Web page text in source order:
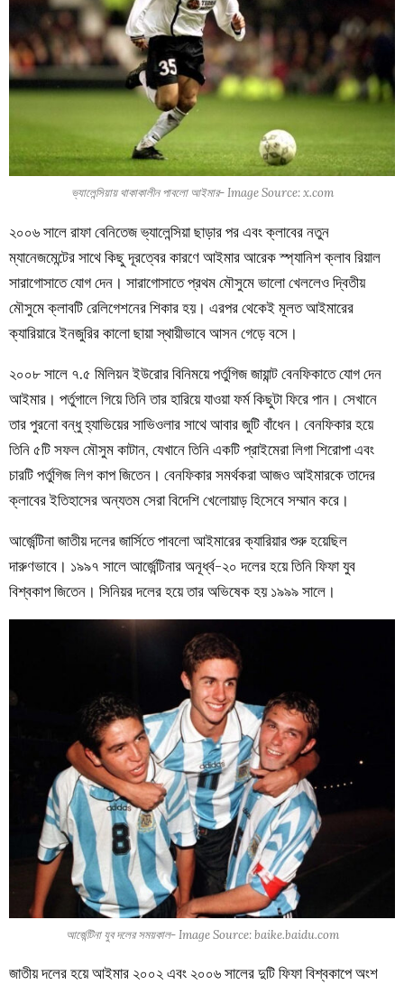
ভ্যালেন্সিয়ায় থাকাকালীন পাবলো আইমার- Image Source: x.com
২০০৬ সালে রাফা বেনিতেজ ভ্যালেন্সিয়া ছাড়ার পর এবং ক্লাবের নতুন
ম্যানেজমেন্টের সাথে কিছু দূরত্বের কারণে আইমার আরেক স্প্যানিশ ক্লাব রিয়াল
সারাগোসাতে যোগ দেন। সারাগোসাতে প্রথম মৌসুমে ভালো খেললেও দ্বিতীয়
মৌসুমে ক্লাবটি রেলিগেশনের শিকার হয়। এরপর থেকেই মূলত আইমারের
ক্যারিয়ারে ইনজুরির কালো ছায়া স্থায়ীভাবে আসন গেড়ে বসে।
২০০৮ সালে ৭.৫ মিলিয়ন ইউরোর বিনিময়ে পর্তুগিজ জায়ান্ট বেনফিকাতে যোগ দেন
আইমার। পর্তুগালে গিয়ে তিনি তার হারিয়ে যাওয়া ফর্ম কিছুটা ফিরে পান। সেখানে
তার পুরনো বন্ধু হ্যাভিয়ের সাভিওলার সাথে আবার জুটি বাঁধেন। বেনফিকার হয়ে
তিনি ৫টি সফল মৌসুম কাটান, যেখানে তিনি একটি প্রাইমেরা লিগা শিরোপা এবং
চারটি পর্তুগিজ লিগ কাপ জিতেন। বেনফিকার সমর্থকরা আজও আইমারকে তাদের
ক্লাবের ইতিহাসের অন্যতম সেরা বিদেশি খেলোয়াড় হিসেবে সম্মান করে।
আর্জেন্টিনা জাতীয় দলের জার্সিতে পাবলো আইমারের ক্যারিয়ার শুরু হয়েছিল
দারুণভাবে। ১৯৯৭ সালে আর্জেন্টিনার অনূর্ধ্ব-২০ দলের হয়ে তিনি ফিফা যুব
বিশ্বকাপ জিতেন। সিনিয়র দলের হয়ে তার অভিষেক হয় ১৯৯৯ সালে।
আর্জেন্টিনা যুব দলের সময়কাল- Image Source: baike.baidu.com
জাতীয় দলের হয়ে আইমার ২০০২ এবং ২০০৬ সালের দুটি ফিফা বিশ্বকাপে অংশ